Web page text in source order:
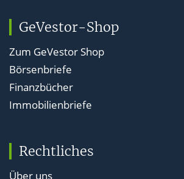
GeVestor-Shop
Zum GeVestor Shop
Börsenbriefe
Finanzbücher
Immobilienbriefe
Rechtliches
Über uns